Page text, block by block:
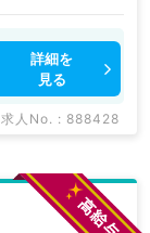
詳細を
見る
求人No. : 888428